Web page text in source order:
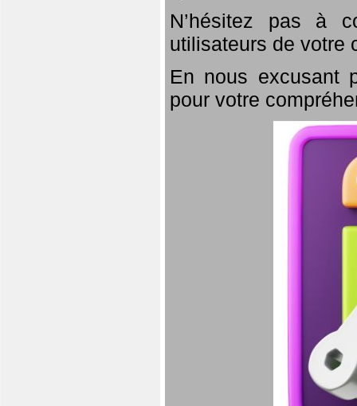
N’hésitez pas à
utilisateurs de votre
En nous excusant
pour votre